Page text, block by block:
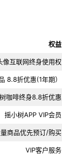
权益
互联网终身使用权
8.8折优惠(1年期）
咖啡终身8.8折优惠
摇小树APP VIP会员
商品优先预订/购买
VIP客户服务